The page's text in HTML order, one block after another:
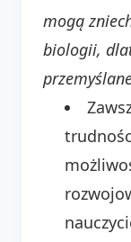
mogą
biologii,